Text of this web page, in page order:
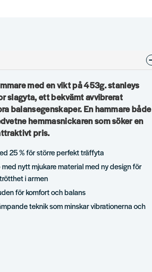
med en vikt på 453g. stanleys
slagyta, ett bekvämt avvibrerat
balansegenskaper. En hammare både
hemmasnickaren som söker en
pris.
25 % för större perfekt träffyta
nytt mjukare material med ny design för
i armen
för komfort och balans
teknik som minskar vibrationerna och